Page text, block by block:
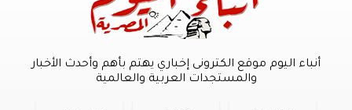
أنباء اليوم موقع الكترونى إخباري يهتم بأهم وأحدث الأخبار
والمستجدات العربية والعالمية